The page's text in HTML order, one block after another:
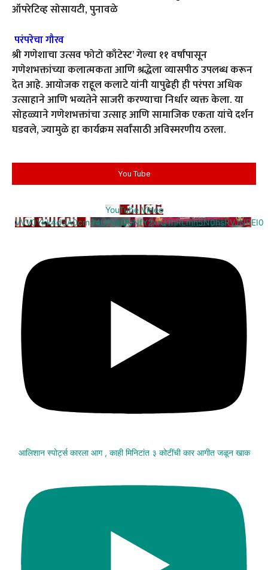
ऑपरेटिव्ह सोसायटी, पुनावळे
परंपरेचा गौरव
श्री गणेशाचा उत्सव फोटो काँटेस्ट’ गेल्या ११ वर्षांपासून
गणेशभक्तांच्या कलात्मकता आणि श्रद्धेला व्यासपीठ उपलब्ध करून
देत आहे. आयोजक राहूल कलाटे यांनी यापुढेही ही परंपरा अधिक
उत्साहाने आणि भव्यतेने साजरी करण्याचा निर्धार व्यक्त केला. या
सोहळ्याने गणेशभक्तांचा उत्साह आणि सामाजिक एकता यांचे दर्शन
घडवले, ज्यामुळे हा कार्यक्रम सर्वांसाठी अविस्मरणीय ठरला.
You Tube
YouTube Video
VVV0Ykk4d3A0cm94U1VaQUNfY2xrQ1hRLmh5N0hsRVJNREI0
आलिशान स्पोर्ट्स कारला आग , काही मिनिटांत ३ कोटींची कार आगीत जळून खाक